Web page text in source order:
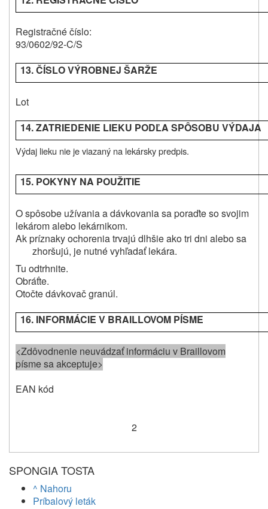
Registračné číslo:
93/0602/92-C/S
13. ČÍSLO VÝROBNEJ ŠARŽE
Lot
14. ZATRIEDENIE LIEKU PODĽA SPÔSOBU VÝDAJA
Výdaj lieku nie je viazaný na lekársky predpis.
15. POKYNY NA POUŽITIE
O spôsobe užívania a dávkovania sa poraďte so svojim
lekárom alebo lekárnikom.
Ak príznaky ochorenia trvajú dlhšie ako tri dni alebo sa
zhoršujú, je nutné vyhľadať lekára.
Tu odtrhnite.
Obráťte.
Otočte dávkovač granúl.
16. INFORMÁCIE V BRAILLOVOM PÍSME
<Zdôvodnenie neuvádzať informáciu v Braillovom
písme sa akceptuje>
EAN kód
2
SPONGIA TOSTA
^ Nahoru
Príbalový leták